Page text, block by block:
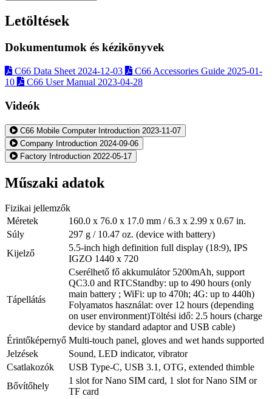
Letöltések
Dokumentumok és kézikönyvek
C66 Data Sheet 2024-12-03 C66 Accessories Guide 2025-01-
10
C66 User Manual 2023-04-28
Videók
C66 Mobile Computer Introduction 2023-11-07
Company Introduction 2024-09-06
Factory Introduction 2022-05-17
Műszaki adatok
Fizikai jellemzők
Méretek
160.0 x 76.0 x 17.0 mm / 6.3 x 2.99 x 0.67 in.
Súly
297 g / 10.47 oz. (device with battery)
Kijelző
5.5-inch high definition full display (18:9), IPS
IGZO 1440 x 720
Tápellátás
Cserélhető fő akkumulátor 5200mAh, support
QC3.0 and RTCStandby: up to 490 hours (only
main battery ; WiFi: up to 470h; 4G: up to 440h)
Folyamatos használat: over 12 hours (depending
on user environment)Töltési idő: 2.5 hours (charge
device by standard adaptor and USB cable)
Érintőképernyő Multi-touch panel, gloves and wet hands supported
Jelzések
Sound, LED indicator, vibrator
Csatlakozók
USB Type-C, USB 3.1, OTG, extended thimble
Bővítőhely
1 slot for Nano SIM card, 1 slot for Nano SIM or
TF card